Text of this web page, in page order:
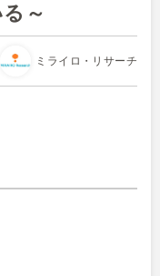
～
ミライロ・リサーチ